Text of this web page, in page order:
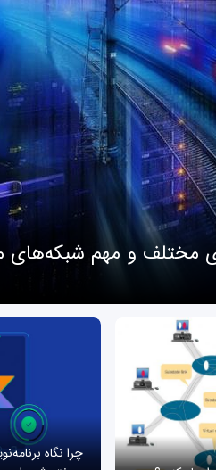
مختلف و مهم شبکه‌های
چرا نگاه